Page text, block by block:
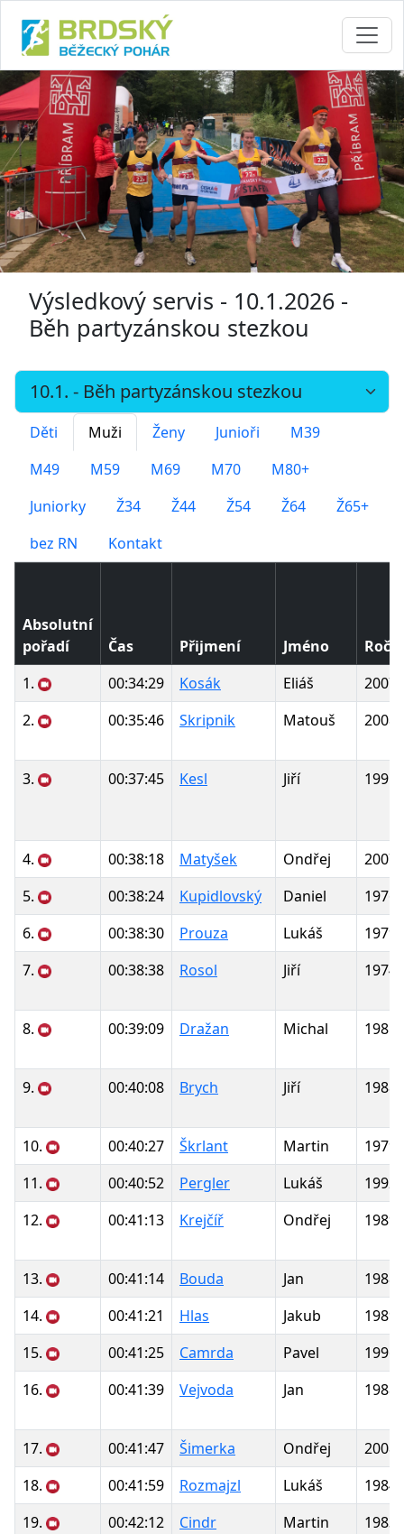
Výsledkový servis - 10.1.2026 -
Běh partyzánskou stezkou
Děti Muži Ženy Junioři
M39
M49
M59 M69 M70
M80+
Juniorky
Ž34 Ž44 Ž54 Ž64
Ž65+
bez RN
Kontakt
Absolutní
pořadí
Čas Přijmení Jméno
1.
00:34:29 Kosák Eliáš
2007
2.
00:35:46 Skripnik Matouš 2008
3. 00:37:45 Kesl Jiří 1995
4. 00:38:18 Matyšek Ondřej
2007
5.
00:38:24 Kupidlovský Daniel
1976
6.
00:38:30 Prouza Lukáš
1979
7.
00:38:38 Rosol Jiří 1974
8. 00:39:09 Dražan Michal 1981
9. 00:40:08 Brych Jiří 1988
10. 00:40:27 Škrlant Martin
1979
11.
00:40:52 Pergler Lukáš
1992
12.
00:41:13 Krejčíř Ondřej 1989
13. 00:41:14 Bouda Jan
1988
14.
00:41:21 Hlas Jakub
1989
15.
00:41:25 Camrda Pavel
1996
16.
00:41:39 Vejvoda Jan 1988
17. 00:41:47 Šimerka Ondřej
2008
18.
00:41:59 Rozmajzl Lukáš
1984
19.
00:42:12 Cindr Martin 1983